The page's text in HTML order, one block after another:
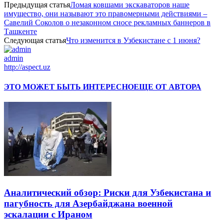
Предыдущая статьяЛомая ковшами экскаваторов наше
имущество, они называют это правомерными действиями –
Савелий Соколов о незаконном сносе рекламных баннеров в
Ташкенте
Следующая статьяЧто изменится в Узбекистане с 1 июня?
admin
http://aspect.uz
ЭТО МОЖЕТ БЫТЬ ИНТЕРЕСНОЕЩЕ ОТ АВТОРА
Аналитический обзор: Риски для Узбекистана и
пагубность для Азербайджана военной
эскалации с Ираном